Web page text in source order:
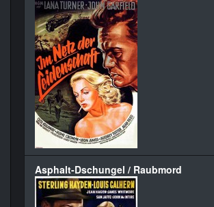
Asphalt-Dschungel / Raubmord